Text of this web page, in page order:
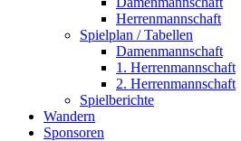
Herrenmannschaft
Spielplan / Tabellen
Damenmannschaft
1. Herrenmannschaft
2. Herrenmannschaft
Spielberichte
Wandern
Sponsoren